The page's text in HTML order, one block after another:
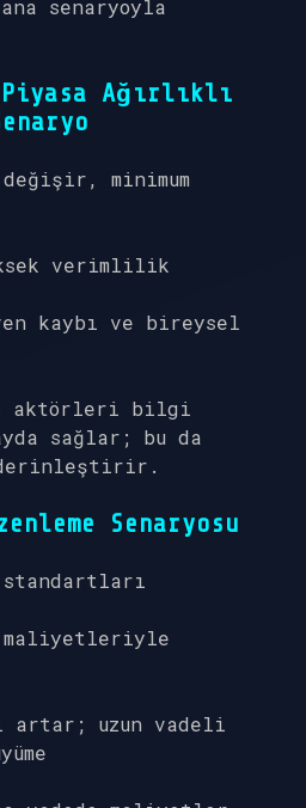
senaryoyla
Ağırlıklı
minimum
verimlilik
kaybı ve bireysel
aktörleri bilgi
sağlar; bu da
Senaryosu
standartları
maliyetleriyle
artar; uzun vadeli